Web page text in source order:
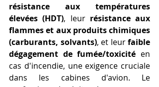
résistance aux températures
élevées (HDT), leur résistance aux
flammes et aux produits chimiques
(carburants, solvants), et leur faible
dégagement de fumée/toxicité en
cas d'incendie, une exigence cruciale
dans les cabines d'avion. Le